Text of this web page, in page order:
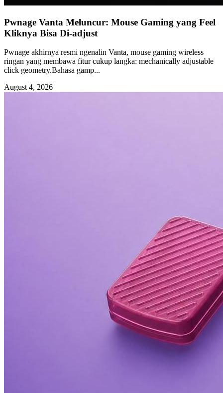
Pwnage Vanta Meluncur: Mouse Gaming yang Feel
Kliknya Bisa Di-adjust
Pwnage akhirnya resmi ngenalin Vanta, mouse gaming wireless
ringan yang membawa fitur cukup langka: mechanically adjustable
click geometry.Bahasa gamp...
August 4, 2026